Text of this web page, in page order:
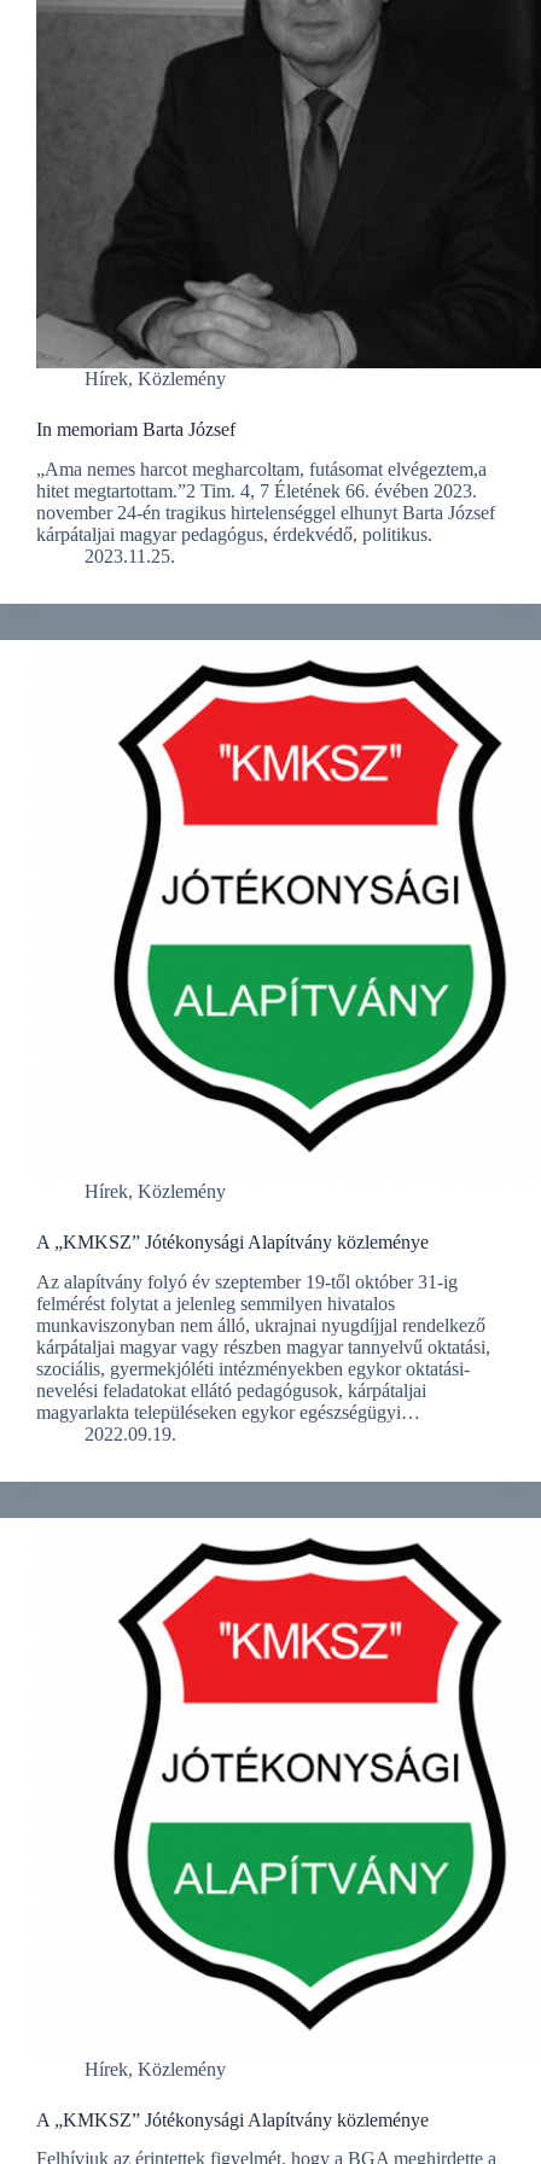
Hírek, Közlemény
In memoriam Barta József
„Ama nemes harcot megharcoltam, futásomat elvégeztem,a
hitet megtartottam.”2 Tim. 4, 7 Életének 66. évében 2023.
november 24-én tragikus hirtelenséggel elhunyt Barta József
kárpátaljai magyar pedagógus, érdekvédő, politikus.
2023.11.25.
Hírek, Közlemény
A „KMKSZ” Jótékonysági Alapítvány közleménye
Az alapítvány folyó év szeptember 19-től október 31-ig
felmérést folytat a jelenleg semmilyen hivatalos
munkaviszonyban nem álló, ukrajnai nyugdíjjal rendelkező
kárpátaljai magyar vagy részben magyar tannyelvű oktatási,
szociális, gyermekjóléti intézményekben egykor oktatási-
nevelési feladatokat ellátó pedagógusok, kárpátaljai
magyarlakta településeken egykor egészségügyi…
2022.09.19.
Hírek, Közlemény
A „KMKSZ” Jótékonysági Alapítvány közleménye
Felhívjuk az érintettek figyelmét, hogy a BGA meghirdette a